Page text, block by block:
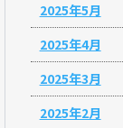
2025年5月
2025年4月
2025年3月
2025年2月